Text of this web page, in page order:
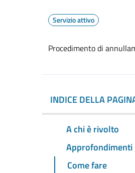
Servizio attivo
Procedimento di
INDICE DELLA
A chi è rivolto
Approfondimenti
Come fare